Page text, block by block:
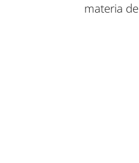
materia